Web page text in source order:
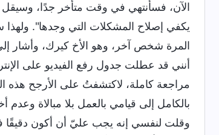
الآن، فسأنتهي في وقت متأخر جدًا، وسيقل
يكفي إصلاح المشكلات التي وجدها". ولهذا
المرة شخص آخر، وهو الأخ كيرك، وأشار
أنني قد عطلت جدول رفع الفيديو على
مراجعة كاملة، لاكتشفتُ على الأرجح هذه
بالكامل إلى قيامي بالعمل بلا مبالاة
وقلت لنفسي إنه يجب عليّ أن أكون دقيقًا في